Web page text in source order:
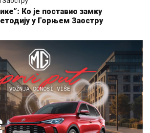
osvaja Evropu, sada po specijalnoj
19.990€ do 31.8.